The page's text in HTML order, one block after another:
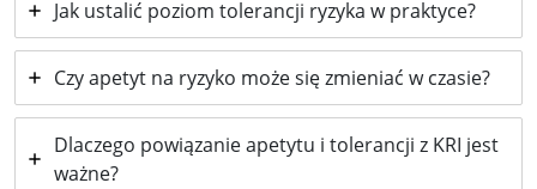
Jak ustalić poziom tolerancji ryzyka w praktyce?
Czy apetyt na ryzyko może się zmieniać w czasie?
Dlaczego powiązanie apetytu i tolerancji z KRI jest
ważne?